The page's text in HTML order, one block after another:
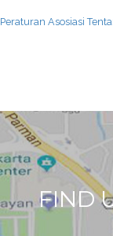
Peraturan Asosiasi
FIND